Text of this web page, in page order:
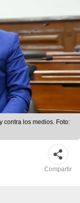
contra los medios. Foto:
Compartir